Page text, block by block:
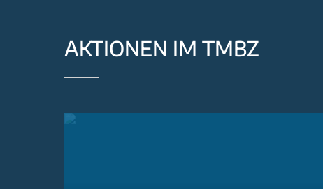
AKTIONEN IM TMBZ